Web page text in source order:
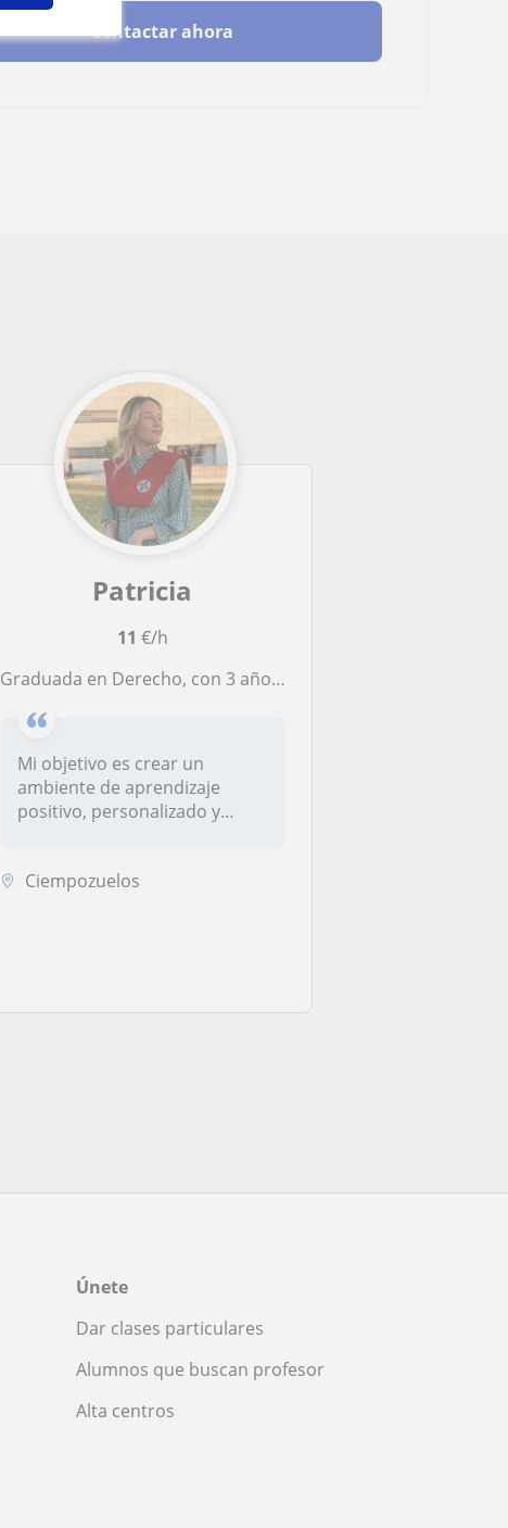
Contactar ahora
Patricia
11 €/h
Graduada en Derecho, con 3 años de experiencia impartiendo clases particulares a alumnos de infantil hasta 2º de Bachillerato.
Mi objetivo es crear un
ambiente de aprendizaje
positivo, personalizado y
Ciempozuelos
Únete
Dar clases particulares
Alumnos que buscan profesor
Alta centros